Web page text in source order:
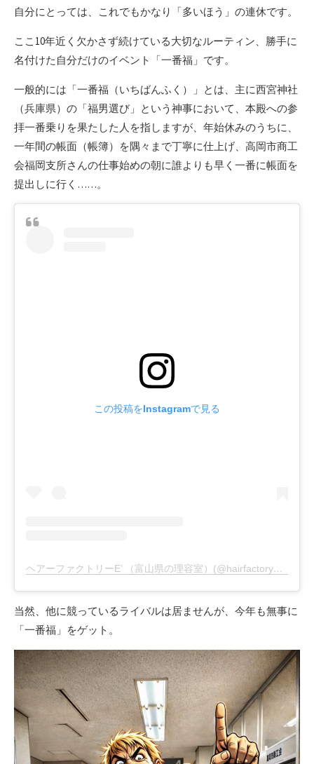
自分にとっては、これでもかなり「多いほう」の連休です。
ここ10年近く欠かさず続けている大切なルーティン、勝手に
名付けた自分だけのイベント「一番福」です。
一般的には「一番福（いちばんふく）」とは、主に西宮神社
（兵庫県）の「福男選び」という神事において、本殿への参
拝一番乗りを果たした人を指しますが、年始休みのうちに、
一年間の帳面（帳簿）を隅々まで丁寧に仕上げ、高岡市商工
会福岡支所さんの仕事始めの朝に誰よりも早く一番に帳面を
提出しに行く……。
この投稿をInstagramで見る
ヘアーファクトリーE’ （富山県の理容室）(@hairfactory_e_dash)がシェアした投稿
当然、他に競っているライバルは居ませんが、今年も無事に
「一番福」をゲット。